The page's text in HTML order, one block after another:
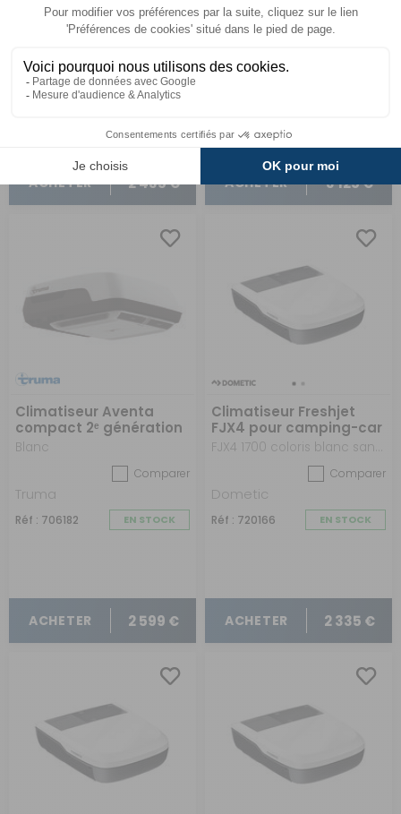
FJX4 2200 coloris blanc sans diffuseur
Comparer
Réf : 720168 EN STOCK
ACHETER 2 435 €
2200
Comparer
ACHETER 3 125 €
Climatiseur Aventa
compact 2ᵉ génération
Blanc
Comparer
Truma
Réf : 706182 EN STOCK
ACHETER 2 599 €
Climatiseur Freshjet
FJX4 pour camping-car
Comparer
Dometic
Réf : 720166 EN STOCK
ACHETER 2 335 €